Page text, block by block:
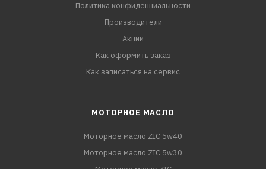
Политика конфиденциальности
Производители
Акции
Как оформить заказ
Как записаться на сервис
МОТОРНОЕ МАСЛО
Моторное масло ZIC 5w40
Моторное масло ZIC 5w30